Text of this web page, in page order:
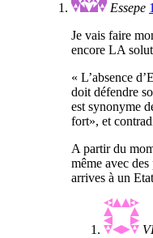
Essepe
Je vais faire
encore LA
« L’absence
doit défendre
est synonyme
fort», et
A partir du
même avec
arrives à un